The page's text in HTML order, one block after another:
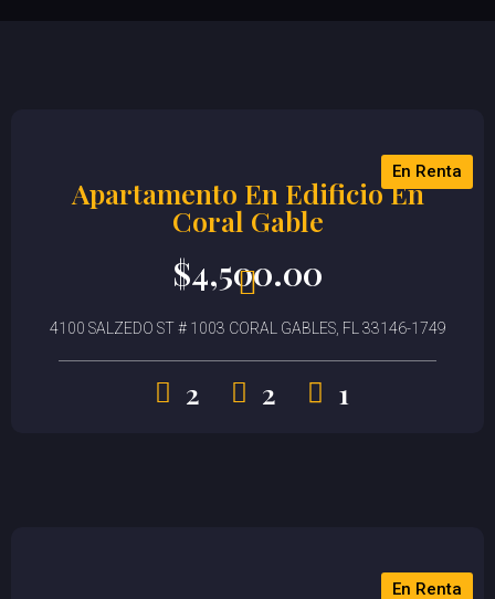
En Renta
Apartamento En Edificio En
Coral Gable
$4,500.00
4100 SALZEDO ST # 1003 CORAL GABLES, FL 33146-1749
2 2 1
En Renta